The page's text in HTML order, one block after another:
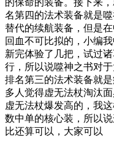
的保命的装备。接下来
名第四的法术装备就是
替代的续航装备，但是
回血不可比拟的，小编
新完体验了几把，试过
行，所以说噬神之书对
排名第三的法术装备就
多人觉得虚无法杖淘汰
虚无法杖爆发高的，我
数中单的核心装，所以
比还算可以，大家可以